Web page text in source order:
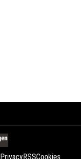
PrivacyRSSCookies